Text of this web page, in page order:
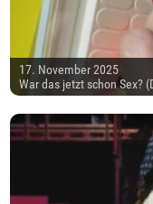
17. November 2025
War das jetzt schon Sex?